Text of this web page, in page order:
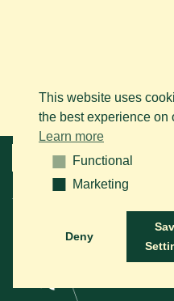
Menu
© 2026 BAPS vzw. Alle rechten
76 09
This website uses
the best experience on
Learn more
Functional
Functional
MarketingMarketing
Deny